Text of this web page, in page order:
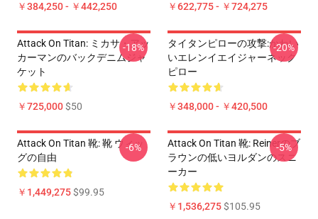
￥384,250 - ￥442,250 ￥622,775 - ￥724,275
Attack On Titan: ミカサ・アッ
カーマンのバックデニムジャ
ケット
￥725,000$50
-18%
タイタンピローの攻撃:かわい
いエレンイエイジャーネック
ピロー
￥348,000 - ￥420,500
-20%
Attack On Titan 靴: 靴 ウィッ
グの自由
￥1,449,275$99.95
-6%
Attack On Titan 靴: Reinerのブ
ラウンの低いヨルダンのスニ
ーカー
￥1,536,275$105.95
-5%